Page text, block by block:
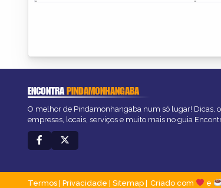
ENCONTRAPINDAMONHANGABA
O melhor de Pindamonhangaba num só lugar! Dicas,
empresas, locais, serviços e muito mais no guia
Termos Privacidade Sitemap Criado com e